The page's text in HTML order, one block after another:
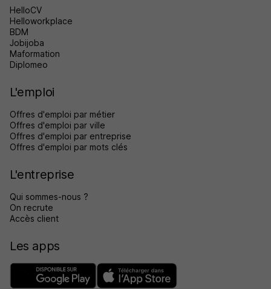
HelloCV
Helloworkplace
BDM
Jobijoba
Maformation
Diplomeo
L'emploi
Offres d'emploi par métier
Offres d'emploi par ville
Offres d'emploi par entreprise
Offres d'emploi par mots clés
L'entreprise
Qui sommes-nous ?
On recrute
Accès client
Les apps